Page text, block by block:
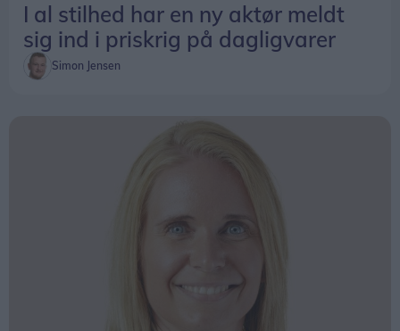
I al stilhed har en ny aktør meldt
sig ind i priskrig på dagligvarer
Simon Jensen